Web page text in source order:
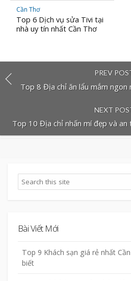
Cần Thơ
Top 6 Dịch vụ sửa Tivi tại
nhà uy tín nhất Cần Thơ
PREV
Top 8 Địa chỉ ăn lẩu mắm ngon
NEXT
Top 10 Địa chỉ nhấn mí đẹp và
Search
Bài Viết Mới
Top 9 Khách sạn giá rẻ nhất
biết